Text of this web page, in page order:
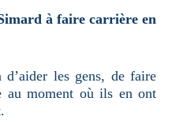
à faire carrière en
d’aider les gens, de faire
au moment où ils en ont